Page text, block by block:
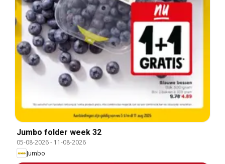
Jumbo folder week 32
05-08-2026- 11-08-2026
Jumbo